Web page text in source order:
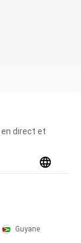
en direct et
Guyane